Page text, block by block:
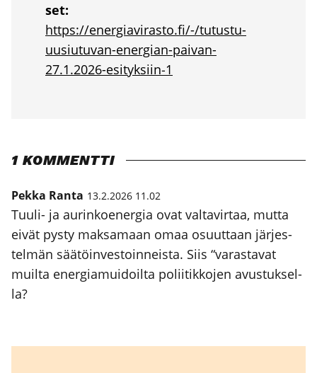
set:
https://energiavirasto.fi/-/tutustu-
uusiutuvan-energian-paivan-
27.1.2026-esityksiin‑1
1 KOMMENTTI
Pekka Ranta 13.2.2026 11.02
Tuu­li- ja aurin­koe­ner­gia ovat val­ta­vir­taa, mut­ta
eivät pys­ty mak­sa­maan omaa osuut­taan jär­jes­
tel­män sää­töin­ves­toin­neis­ta. Siis “varas­ta­vat
muil­ta ener­gia­mui­doil­ta polii­tik­ko­jen avus­tuk­sel­
la?